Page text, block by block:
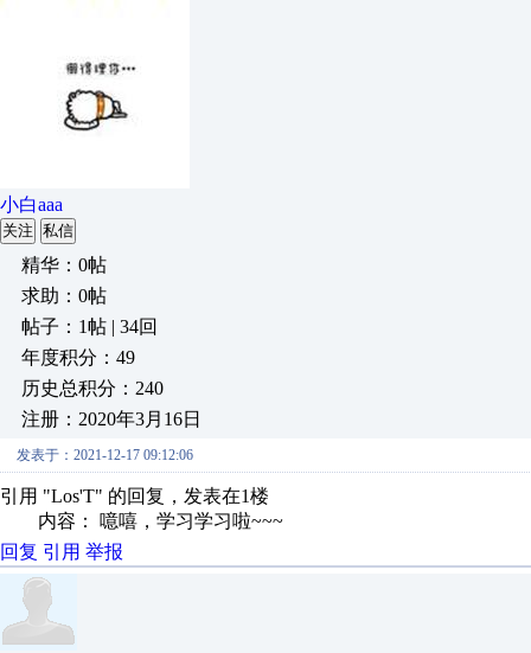
小白aaa
关注 私信
精华：0帖
求助：0帖
帖子：1帖 | 34回
年度积分：49
历史总积分：240
注册：2020年3月16日
发表于：2021-12-17 09:12:06
引用 "Los'T" 的回复，发表在1楼
内容： 噫嘻，学习学习啦~~~
回复 引用 举报